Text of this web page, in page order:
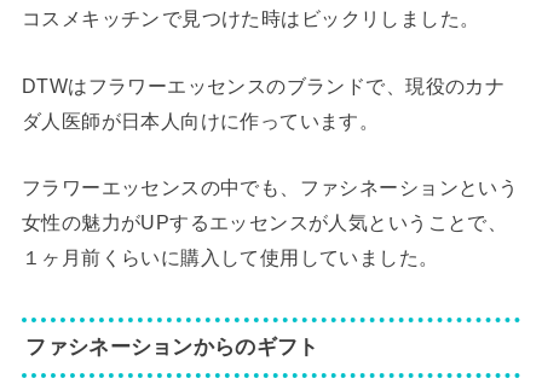
コスメキッチン で見つけた時はビックリしました。
DTWはフラワーエッセンスのブランドで、現役のカナ
ダ人医師が日本人向けに作っています。
フラワーエッセンスの中でも、ファシネーションという
女性の魅力がUPするエッセンスが人気ということで、
１ヶ月前くらいに購入して使用していました。
ファシネーションからのギフト